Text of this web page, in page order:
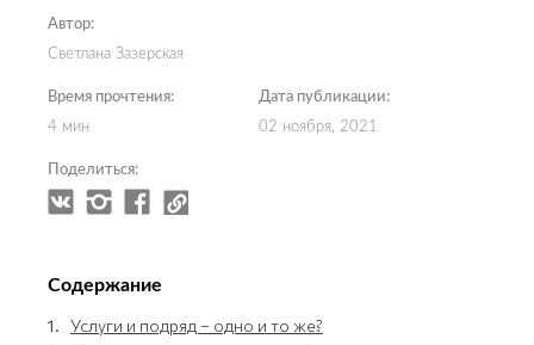
Время прочтения:
4 мин
Автор:
Светлана Зазерская
Дата публикации:
02 ноября, 2021
Поделиться:
Содержание
1. Услуги и подряд – одно и то же?